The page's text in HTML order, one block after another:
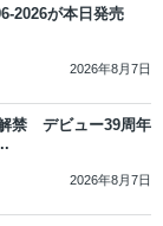
2026が本日発売
2026年8月7日
禁 デビュー39周年
2026年8月7日